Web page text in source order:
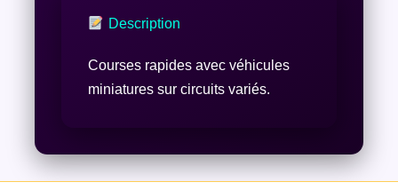
Description
Courses rapides avec véhicules
miniatures sur circuits variés.